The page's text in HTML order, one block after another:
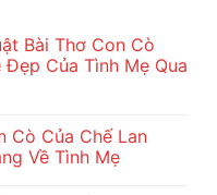
Bài Thơ Con Cò
Đẹp Của Tình Mẹ Qua
Cò Của Chế Lan
Về Tình Mẹ